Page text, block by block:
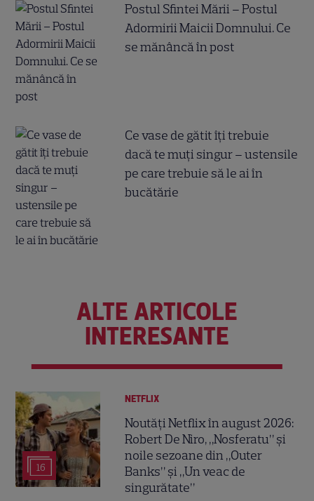
Postul Sfintei Mării – Postul
Adormirii Maicii Domnului. Ce
se mănâncă în post
Ce vase de gătit îți trebuie
dacă te muți singur – ustensile
pe care trebuie să le ai în
bucătărie
ALTE ARTICOLE
INTERESANTE
16
NETFLIX
Noutăți Netflix în august 2026:
Robert De Niro, „Nosferatu” și
noile sezoane din „Outer
Banks” și „Un veac de
singurătate”